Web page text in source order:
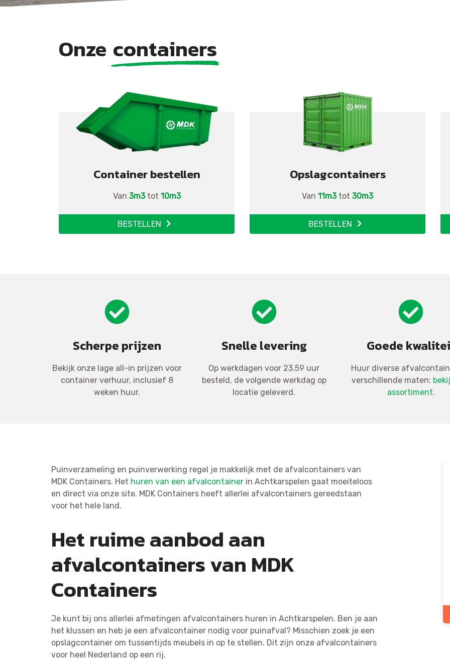
Onze containers
Container bestellen
Van 3m3 tot 10m3
BESTELLEN
Opslagcontainers
Van 11m3 tot 30m3
BESTELLEN
Scherpe prijzen
Bekijk onze lage all-in prijzen voor
container verhuur, inclusief 8
weken huur.
Snelle levering
Op werkdagen voor 23.59 uur
besteld, de volgende werkdag op
locatie geleverd.
Goede
Huur diverse
verschillende maten:
assortiment.
Puinverzameling en puinverwerking regel je makkelijk met de afvalcontainers van
MDK Containers. Het huren van een afvalcontainer in Achtkarspelen gaat moeiteloos
en direct via onze site. MDK Containers heeft allerlei afvalcontainers gereedstaan
voor het hele land.
Het ruime aanbod aan
afvalcontainers van MDK
Containers
Je kunt bij ons allerlei afmetingen afvalcontainers huren in Achtkarspelen. Ben je aan
het klussen en heb je een afvalcontainer nodig voor puinafval? Misschien zoek je een
opslagcontainer om tussentijds meubels in op te stellen. Dit zijn onze afvalcontainers
voor heel Nederland op een rij.